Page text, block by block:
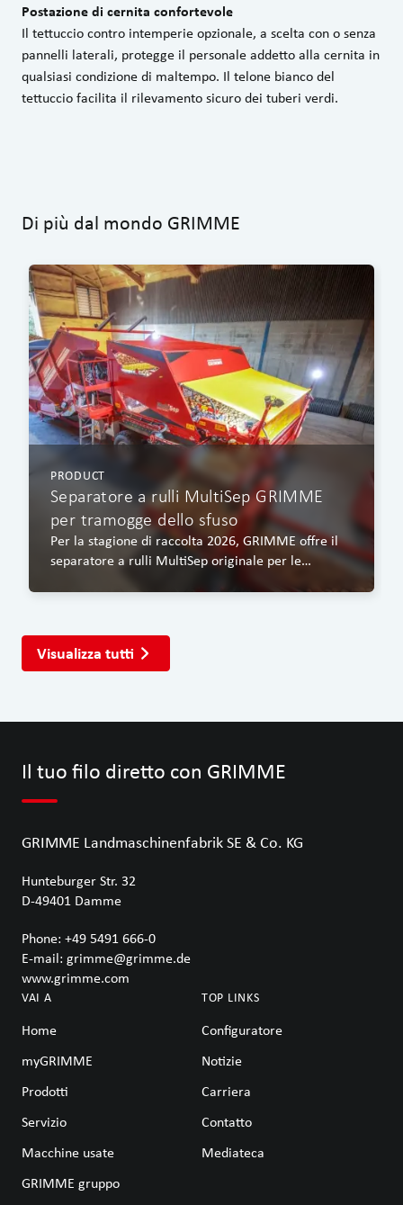
Postazione di cernita confortevole
Il tettuccio contro intemperie opzionale, a scelta con o senza
pannelli laterali, protegge il personale addetto alla cernita in
qualsiasi condizione di maltempo. Il telone bianco del
tettuccio facilita il rilevamento sicuro dei tuberi verdi.
Di più dal mondo GRIMME
PRODUCT
Separatore a rulli MultiSep GRIMME
per tramogge dello sfuso
Per la stagione di raccolta 2026, GRIMME offre il
separatore a rulli MultiSep originale per le
Visualizza tutti
Il tuo filo diretto con GRIMME
GRIMME Landmaschinenfabrik SE & Co. KG
Hunteburger Str. 32
D-49401 Damme
Phone: +49 5491 666-0
E-mail: grimme@grimme.de
www.grimme.com
VAI A
Home
myGRIMME
Prodotti
Servizio
Macchine usate
GRIMME gruppo
TOP LINKS
Configuratore
Notizie
Carriera
Contatto
Mediateca